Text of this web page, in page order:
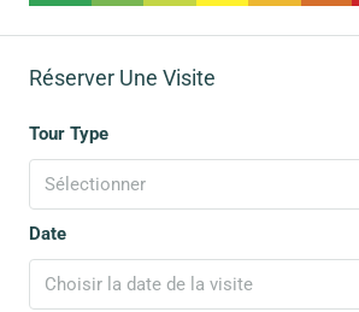
Réserver Une Visite
Tour Type
Sélectionner
Date
Choisir la date de la visite